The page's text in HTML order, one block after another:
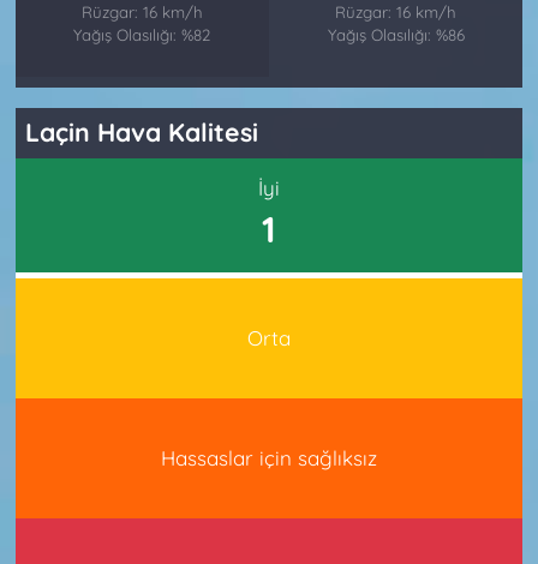
Rüzgar: 16 km/h
Yağış Olasılığı: %82
Rüzgar: 16 km/h
Yağış Olasılığı: %86
Laçin Hava Kalitesi
İyi
1
Orta
Hassaslar için sağlıksız